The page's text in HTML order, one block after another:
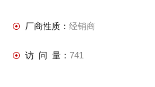
厂商性质： 经销商
访 问 量： 741